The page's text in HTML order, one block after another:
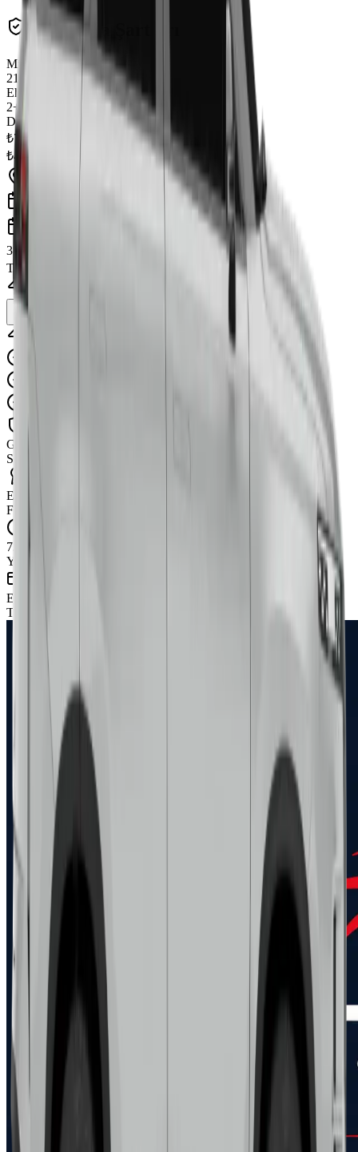
Kiralama Şartları
Minimum Yaş
21
Ehliyet
2+ yıl
Depozito
₺7.500
₺4.500
Alış Tarihi
3
Tahmini Toplam
Rezervasyona Devam Et
Güvenli Ödeme
SSL + PayTR 3D Secure
En İyi Fiyat
Fiyat garantisi
7/24 Destek
Yol yardımı dahil
Esnek Ödeme
Taksit seçenekleri